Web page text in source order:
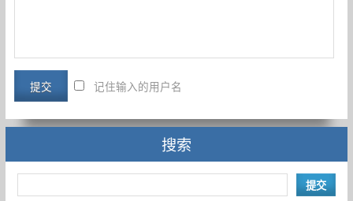
记住输入的用户名
搜索